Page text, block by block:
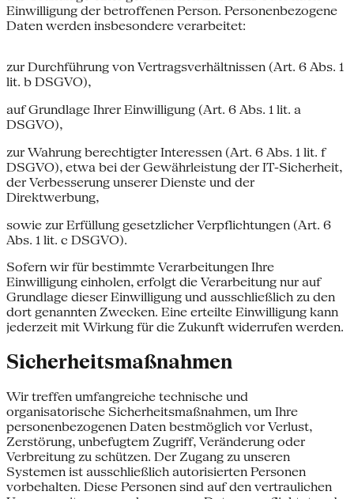
Einwilligung der betroffenen Person. Personenbezogene
Daten werden insbesondere verarbeitet:
zur Durchführung von Vertragsverhältnissen (Art. 6 Abs. 1
lit. b DSGVO),
auf Grundlage Ihrer Einwilligung (Art. 6 Abs. 1 lit. a
DSGVO),
zur Wahrung berechtigter Interessen (Art. 6 Abs. 1 lit. f
DSGVO), etwa bei der Gewährleistung der IT-Sicherheit,
der Verbesserung unserer Dienste und der
Direktwerbung,
sowie zur Erfüllung gesetzlicher Verpflichtungen (Art. 6
Abs. 1 lit. c DSGVO).
Sofern wir für bestimmte Verarbeitungen Ihre
Einwilligung einholen, erfolgt die Verarbeitung nur auf
Grundlage dieser Einwilligung und ausschließlich zu den
dort genannten Zwecken. Eine erteilte Einwilligung kann
jederzeit mit Wirkung für die Zukunft widerrufen werden.
Sicherheitsmaßnahmen
Wir treffen umfangreiche technische und
organisatorische Sicherheitsmaßnahmen, um Ihre
personenbezogenen Daten bestmöglich vor Verlust,
Zerstörung, unbefugtem Zugriff, Veränderung oder
Verbreitung zu schützen. Der Zugang zu unseren
Systemen ist ausschließlich autorisierten Personen
vorbehalten. Diese Personen sind auf den vertraulichen